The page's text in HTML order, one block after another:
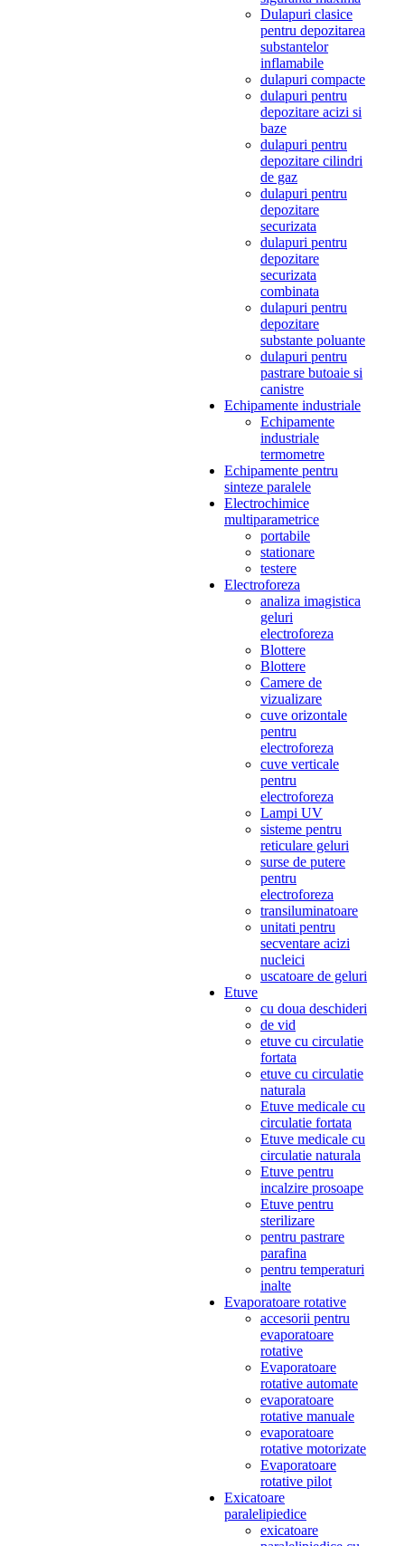
Dulapuri clasice
pentru depozitarea
substantelor
inflamabile
dulapuri compacte
dulapuri pentru
depozitare acizi si
baze
dulapuri pentru
depozitare cilindri
de gaz
dulapuri pentru
depozitare
securizata
dulapuri pentru
depozitare
securizata
combinata
dulapuri pentru
depozitare
substante poluante
dulapuri pentru
pastrare butoaie si
canistre
Echipamente industriale
Echipamente
industriale
termometre
Echipamente pentru
sinteze paralele
Electrochimice
multiparametrice
portabile
stationare
testere
Electroforeza
analiza imagistica
geluri
electroforeza
Blottere
Blottere
Camere de
vizualizare
cuve orizontale
pentru
electroforeza
cuve verticale
pentru
electroforeza
Lampi UV
sisteme pentru
reticulare geluri
surse de putere
pentru
electroforeza
transiluminatoare
unitati pentru
secventare acizi
nucleici
uscatoare de geluri
Etuve
cu doua deschideri
de vid
etuve cu circulatie
fortata
etuve cu circulatie
naturala
Etuve medicale cu
circulatie fortata
Etuve medicale cu
circulatie naturala
Etuve pentru
incalzire prosoape
Etuve pentru
sterilizare
pentru pastrare
parafina
pentru temperaturi
inalte
Evaporatoare rotative
accesorii pentru
evaporatoare
rotative
Evaporatoare
rotative automate
evaporatoare
rotative manuale
evaporatoare
rotative motorizate
Evaporatoare
rotative pilot
Exicatoare
paralelipiedice
exicatoare